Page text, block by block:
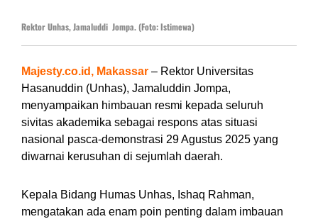
Rektor Unhas, Jamaluddi Jompa. (Foto: Istimewa)
Majesty.co.id, Makassar – Rektor Universitas
Hasanuddin (Unhas), Jamaluddin Jompa,
menyampaikan himbauan resmi kepada seluruh
sivitas akademika sebagai respons atas situasi
nasional pasca-demonstrasi 29 Agustus 2025 yang
diwarnai kerusuhan di sejumlah daerah.
Kepala Bidang Humas Unhas, Ishaq Rahman,
mengatakan ada enam poin penting dalam imbauan